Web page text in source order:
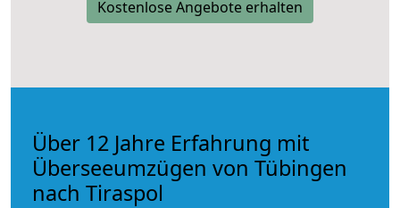
Kostenlose Angebote erhalten
Über 12 Jahre Erfahrung mit
Überseeumzügen von Tübingen
nach Tiraspol